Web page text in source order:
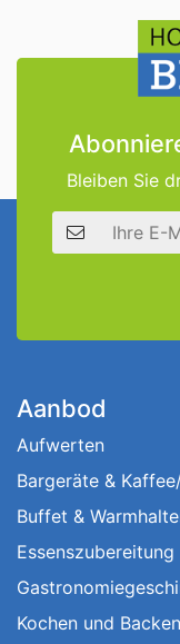
Bleiben Sie
E-Mail Adresse
Aanbod
Aufwerten
Bargeräte &
Buffet &
Essenszubereitung
Kochen und Backen